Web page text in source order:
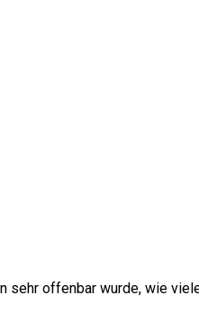
sehr offenbar wurde, wie